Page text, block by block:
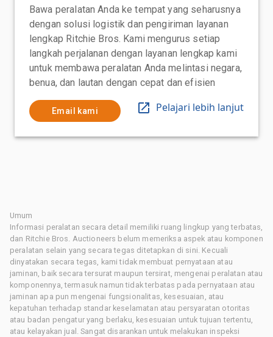
Bawa peralatan Anda ke tempat yang seharusnya
dengan solusi logistik dan pengiriman layanan
lengkap Ritchie Bros. Kami mengurus setiap
langkah perjalanan dengan layanan lengkap kami
untuk membawa peralatan Anda melintasi negara,
benua, dan lautan dengan cepat dan efisien
Email kami Pelajari lebih lanjut
Umum
Informasi peralatan secara detail memiliki ruang lingkup yang terbatas,
dan Ritchie Bros. Auctioneers belum memeriksa aspek atau komponen
peralatan selain yang secara tegas ditetapkan di sini. Kecuali
dinyatakan secara tegas, kami tidak membuat pernyataan atau
jaminan, baik secara tersurat maupun tersirat, mengenai peralatan atau
komponennya, termasuk namun tidak terbatas pada pernyataan atau
jaminan apa pun mengenai fungsionalitas, kesesuaian, atau
kepatuhan terhadap standar keselamatan atau persyaratan otoritas
atau badan pengatur yang berlaku, kesesuaian untuk tujuan tertentu,
atau kelayakan jual. Sangat disarankan untuk melakukan inspeksi